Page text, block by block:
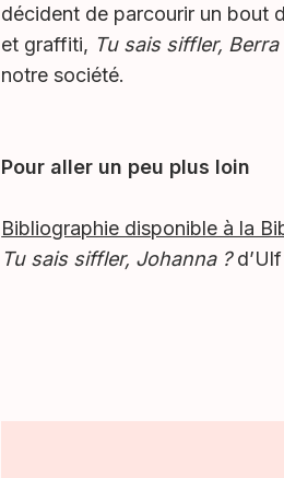
décident de parcourir un bout
et graffiti, Tu sais siffler, Berra
notre société.
Pour aller un peu plus loin
Bibliographie disponible à la
Tu sais siffler, Johanna ?d’Ulf